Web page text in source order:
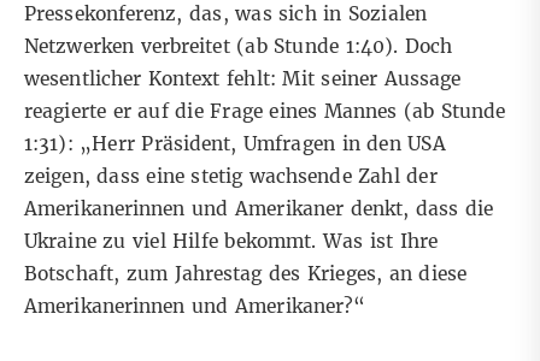
Pressekonferenz, das, was sich in Sozialen
Netzwerken verbreitet (ab Stunde 1:40). Doch
wesentlicher Kontext fehlt: Mit seiner Aussage
reagierte er auf die Frage eines Mannes (ab Stunde
1:31): „Herr Präsident, Umfragen in den USA
zeigen, dass eine stetig wachsende Zahl der
Amerikanerinnen und Amerikaner denkt, dass die
Ukraine zu viel Hilfe bekommt. Was ist Ihre
Botschaft, zum Jahrestag des Krieges, an diese
Amerikanerinnen und Amerikaner?“